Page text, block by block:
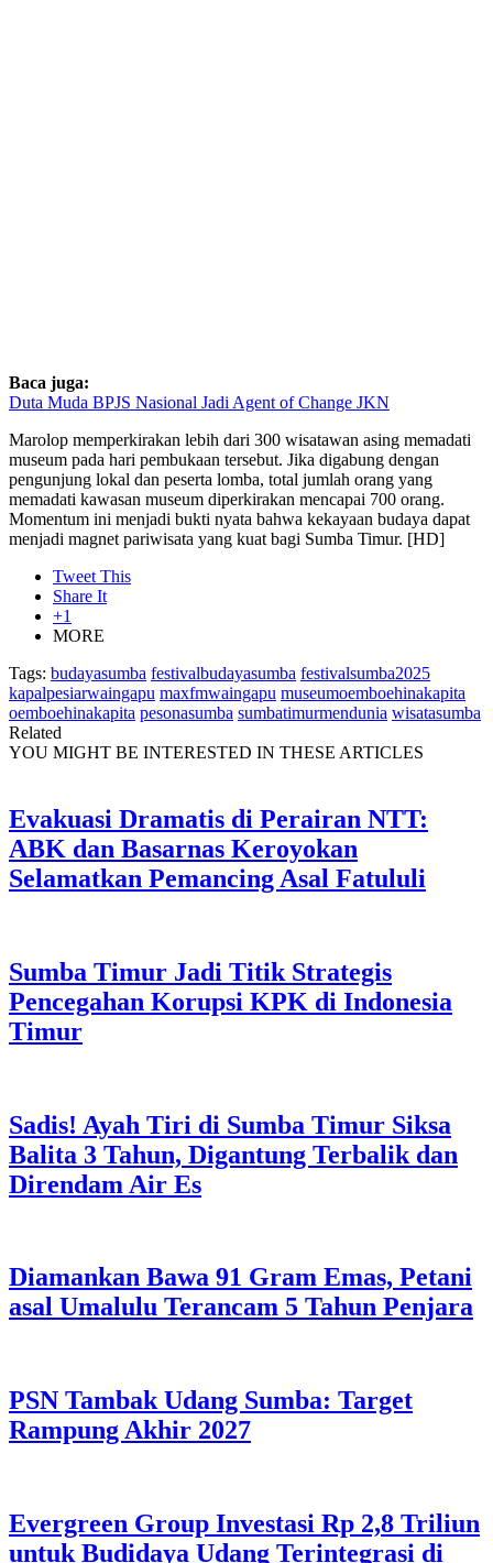
Baca juga:
Duta Muda BPJS Nasional Jadi Agent of Change JKN
Marolop memperkirakan lebih dari 300 wisatawan asing memadati
museum pada hari pembukaan tersebut. Jika digabung dengan
pengunjung lokal dan peserta lomba, total jumlah orang yang
memadati kawasan museum diperkirakan mencapai 700 orang.
Momentum ini menjadi bukti nyata bahwa kekayaan budaya dapat
menjadi magnet pariwisata yang kuat bagi Sumba Timur. [HD]
Tweet This
Share It
+1
MORE
Tags: budayasumba festivalbudayasumba festivalsumba2025
kapalpesiarwaingapu maxfmwaingapu museumoemboehinakapita
oemboehinakapita pesonasumba sumbatimurmendunia wisatasumba
Related
YOU MIGHT BE INTERESTED IN THESE ARTICLES
Evakuasi Dramatis di Perairan NTT:
ABK dan Basarnas Keroyokan
Selamatkan Pemancing Asal Fatululi
Sumba Timur Jadi Titik Strategis
Pencegahan Korupsi KPK di Indonesia
Timur
Sadis! Ayah Tiri di Sumba Timur Siksa
Balita 3 Tahun, Digantung Terbalik dan
Direndam Air Es
Diamankan Bawa 91 Gram Emas, Petani
asal Umalulu Terancam 5 Tahun Penjara
PSN Tambak Udang Sumba: Target
Rampung Akhir 2027
Evergreen Group Investasi Rp 2,8 Triliun
untuk Budidaya Udang Terintegrasi di